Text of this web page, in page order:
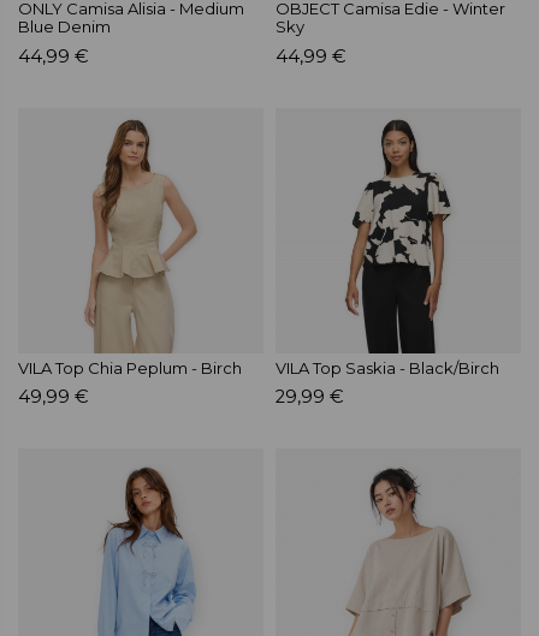
ONLY Camisa Alisia - Medium
Blue Denim
44,99 €
OBJECT Camisa Edie - Winter
Sky
44,99 €
VILA Top Chia Peplum - Birch
49,99 €
VILA Top Saskia - Black/Birch
29,99 €